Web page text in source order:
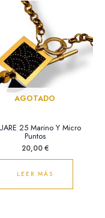
AGOTADO
25 Marino Y Micro
Puntos
20,00€
LEER MÁS